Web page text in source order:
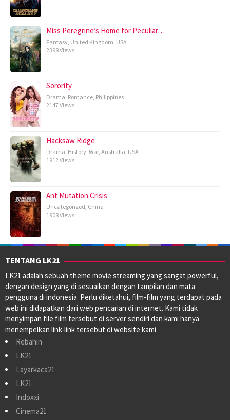
Miss Peregrine’s Home for Peculiar…
Fantasy, United Kingdom, USA
2398 Views
Sorority
Drama, Romance, Philippines
2147 Views
Hacksaw Ridge
Drama, History, War, Australia, USA
1912 Views
Ant Mutation Crisis
Uncategorized, China
1908 Views
TENTANG LK21
LK21 adalah sebuah theme movie streaming yang sangat powerful,
dengan design yang di sesuaikan dengan tampilan dan mata
pengguna di indonesia. Perlu diketahui, film-film yang terdapat pada
web ini didapatkan dari web pencarian di internet. Kami tidak
menyimpan file film tersebut di server sendiri dan kami hanya
menempelkan link-link tersebut di website kami
Rebahin
LK21
Layarkaca21
LK21
Indoxxi
Cinema21